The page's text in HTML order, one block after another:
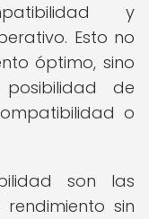
y
Esto no
óptimo, sino
de
o
son las
sin